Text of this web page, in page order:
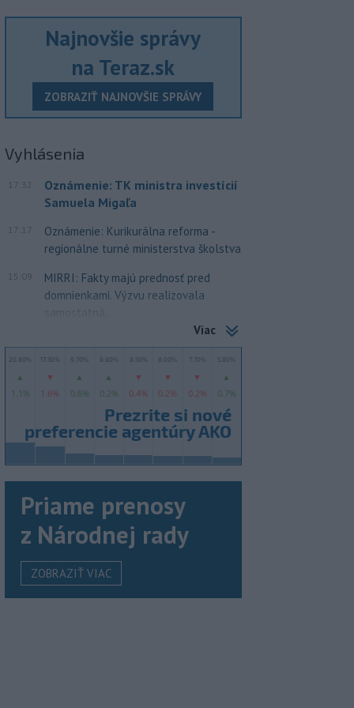
Najnovšie správy
na Teraz.sk
ZOBRAZIŤ NAJNOVŠIE SPRÁVY
Vyhlásenia
17:32
Oznámenie: TK ministra investícií
Samuela Migaľa
17:17
Oznámenie: Kurikurálna reforma -
regionálne turné ministerstva školstva
15:09
MIRRI: Fakty majú prednosť pred
domnienkami. Výzvu realizovala
samostatná...
Viac
Priame prenosy
z Národnej rady
ZOBRAZIŤ VIAC